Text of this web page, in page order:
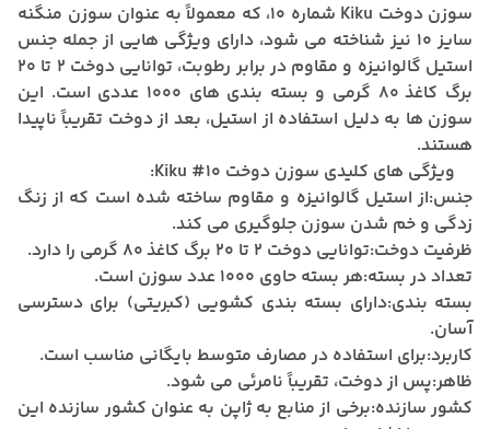
سوزن دوخت Kiku شماره 10، که معمولاً به عنوان سوزن منگنه
سایز 10 نیز شناخته می شود، دارای ویژگی هایی از جمله جنس
استیل گالوانیزه و مقاوم در برابر رطوبت، توانایی دوخت 2 تا 20
برگ کاغذ 80 گرمی و بسته بندی های 1000 عددی است.
این
سوزن ها به دلیل استفاده از استیل، بعد از دوخت تقریباً ناپیدا
هستند.
ویژگی های کلیدی سوزن دوخت Kiku #10:
جنس:از استیل گالوانیزه و مقاوم ساخته شده است که از زنگ
زدگی و خم شدن سوزن جلوگیری می کند.
ظرفیت دوخت:توانایی دوخت 2 تا 20 برگ کاغذ 80 گرمی را دارد.
تعداد در بسته:هر بسته حاوی 1000 عدد سوزن است.
بسته بندی:دارای بسته بندی کشویی (کبریتی) برای دسترسی
آسان.
کاربرد:برای استفاده در مصارف متوسط بایگانی مناسب است.
ظاهر:پس از دوخت، تقریباً نامرئی می شود.
کشور سازنده:برخی از منابع به ژاپن به عنوان کشور سازنده این